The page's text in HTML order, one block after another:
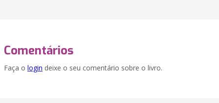
Comentários
Faça o login deixe o seu comentário sobre o livro.